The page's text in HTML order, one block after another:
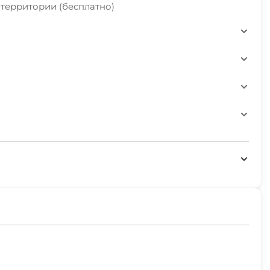
(бесплатно)
22-00